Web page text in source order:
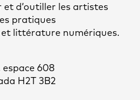
et d’outiller les artistes
pratiques
littérature numériques.
espace 608
H2T 3B2